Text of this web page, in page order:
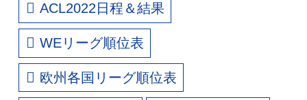
ACL2022日程＆結果
WEリーグ順位表
欧州各国リーグ順位表